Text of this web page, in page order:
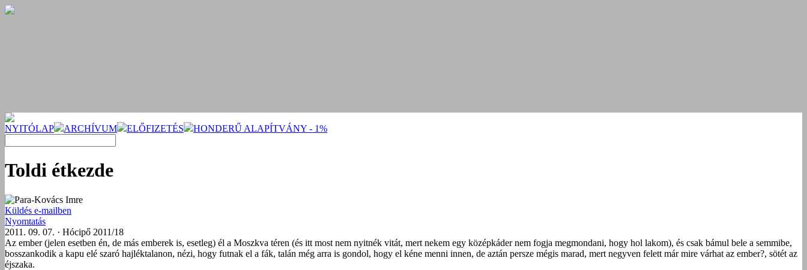
NYITÓLAP ARCHÍVUM ELŐFIZETÉS HONDERŰ ALAPÍTVÁNY - 1%
Toldi étkezde
Para-Kovács Imre
Küldés e-mailben
Nyomtatás
2011. 09. 07. · Hócipő 2011/18
Az ember (jelen esetben én, de más emberek is, esetleg) él a Moszkva téren (és itt most nem nyitnék vitát, mert nekem egy középkáder nem fogja megmondani, hogy hol lakom), és csak bámul bele a semmibe,
bosszankodik a kapu elé szaró hajléktalanon, nézi, hogy futnak el a fák, talán még arra is gondol, hogy el kéne menni innen, de aztán persze mégis marad, mert negyven felett már mire várhat az ember?, sötét az
éjszaka.